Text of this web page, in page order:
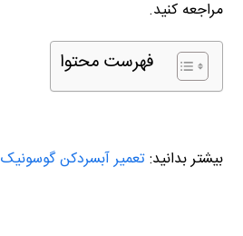
مراجعه کنید.
فهرست محتوا
بیشتر بدانید:تعمیر آبسردکن گوسونیک